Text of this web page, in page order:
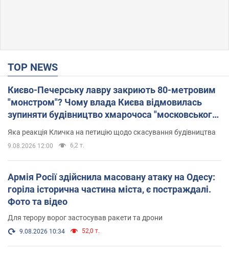
TOP NEWS
Києво-Печерську лавру закриють 80-метровим
"монстром"? Чому влада Києва відмовилась
зупиняти будівництво хмарочоса "московського
вірянина"
Яка реакція Кличка на петицію щодо скасування будівництва
9.08.2026 12:00 6,2 т.
Армія Росії здійснила масовану атаку на Одесу:
горіла історична частина міста, є постраждалі.
Фото та відео
Для терору ворог застосував ракети та дрони
9.08.2026 10:34 52,0 т.